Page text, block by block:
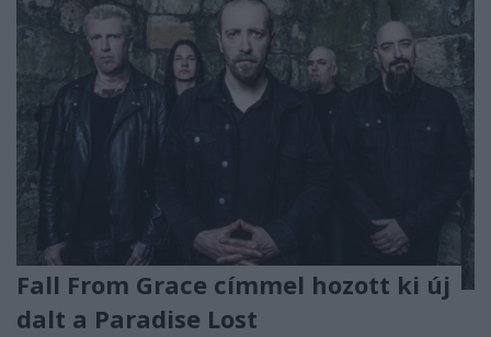
Fall From Grace címmel hozott ki új
dalt a Paradise Lost